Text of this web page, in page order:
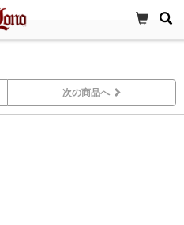
次の商品へ